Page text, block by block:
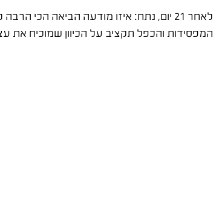
לאחר 21 יום, נתח: איזו מודעה הביאה
המפסידות והכפל תקציב על הכיוון שמוכיח את